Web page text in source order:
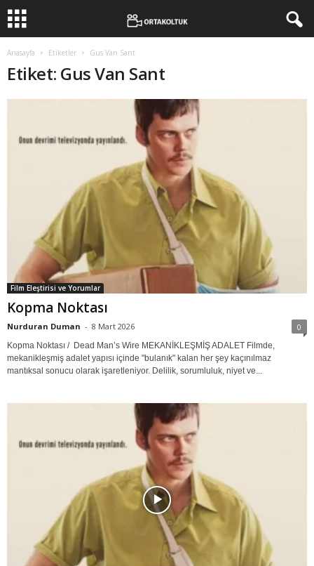
Anasayfa Etiketler Gus Van Sant
Etiket: Gus Van Sant
Film Eleştirisi ve Yorumlar
Kopma Noktası
Nurduran Duman - 8 Mart 2026 0
Kopma Noktası / Dead Man’s Wire MEKANİKLEŞMİŞ ADALET Filmde,
mekanikleşmiş adalet yapısı içinde "bulanık" kalan her şey kaçınılmaz
mantıksal sonucu olarak işaretleniyor. Delilik, sorumluluk, niyet ve...